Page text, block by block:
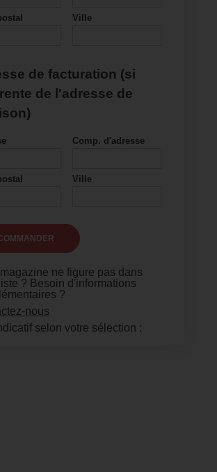
Ville
de facturation (si
de l'adresse de
Comp. d'adresse
Ville
ne figure pas dans
? Besoin d'informations
?
nous
selon votre sélection :